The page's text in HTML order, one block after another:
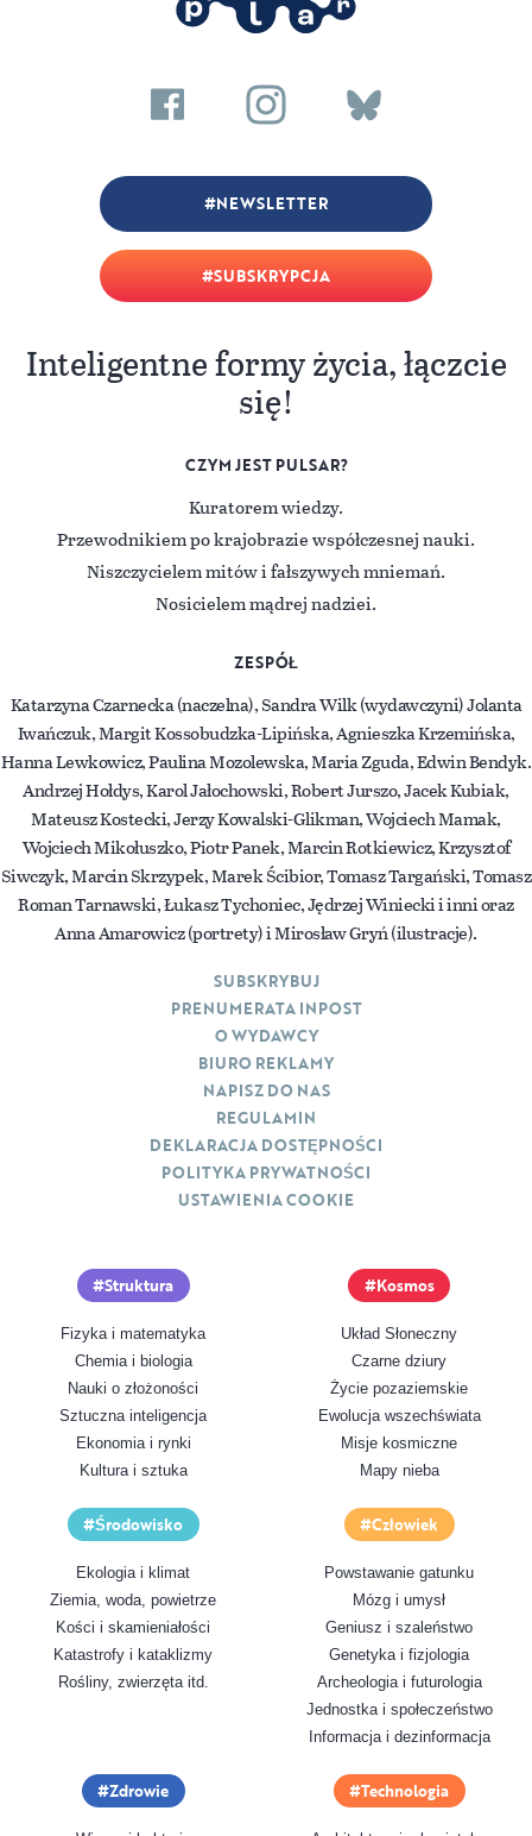
SUBSKRYPCJA
NEWSLETTER
Inteligentne formy życia, łączcie
się!
CZYM JEST PULSAR?
Kuratorem wiedzy.
Przewodnikiem po krajobrazie współczesnej nauki.
Niszczycielem mitów i fałszywych mniemań.
Nosicielem mądrej nadziei.
ZESPÓŁ
Katarzyna Czarnecka (naczelna), Sandra Wilk (wydawczyni) Jolanta
Iwańczuk, Margit Kossobudzka-Lipińska, Agnieszka Krzemińska,
Hanna Lewkowicz, Paulina Mozolewska, Maria Zguda, Edwin Bendyk.
Andrzej Hołdys, Karol Jałochowski, Robert Jurszo, Jacek Kubiak,
Mateusz Kostecki, Jerzy Kowalski-Glikman, Wojciech Mamak,
Wojciech Mikołuszko, Piotr Panek, Marcin Rotkiewicz, Krzysztof
Siwczyk, Marcin Skrzypek, Marek Ścibior, Tomasz Targański, Tomasz
Roman Tarnawski, Łukasz Tychoniec, Jędrzej Winiecki i inni oraz
Anna Amarowicz (portrety) i Mirosław Gryń (ilustracje).
Struktura
Fizyka i matematyka
Chemia i biologia
Nauki o złożoności
Sztuczna inteligencja
Ekonomia i rynki
Kultura i sztuka
Kosmos
Układ Słoneczny
Czarne dziury
Życie pozaziemskie
Ewolucja wszechświata
Misje kosmiczne
Mapy nieba
Środowisko
Ekologia i klimat
Ziemia, woda, powietrze
Kości i skamieniałości
Katastrofy i kataklizmy
Rośliny, zwierzęta itd.
Człowiek
Powstawanie gatunku
Mózg i umysł
Geniusz i szaleństwo
Genetyka i fizjologia
Archeologia i futurologia
Jednostka i społeczeństwo
Informacja i dezinformacja
Zdrowie Technologia
SUBSKRYBUJ
PRENUMERATA INPOST
O WYDAWCY
BIURO REKLAMY
NAPISZ DO NAS
REGULAMIN
DEKLARACJA DOSTĘPNOŚCI
POLITYKA PRYWATNOŚCI
USTAWIENIA COOKIE